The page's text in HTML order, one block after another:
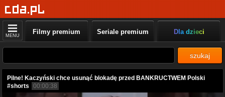
MENU Filmy premium Seriale premium Dla dzieci
szukaj
Pilne! Kaczyński chce usunąć blokadę przed BANKRUCTWEM Polski
#shorts
00:00:38